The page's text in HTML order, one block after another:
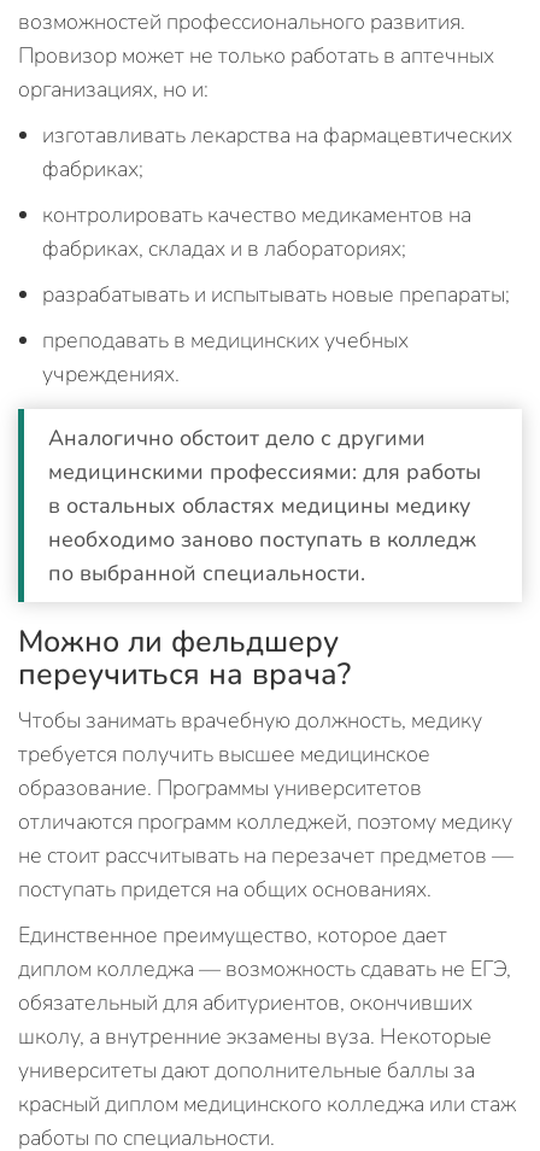
возможностей профессионального развития.
Провизор может не только работать в аптечных
организациях, но и:
изготавливать лекарства на фармацевтических
фабриках;
контролировать качество медикаментов на
фабриках, складах и в лабораториях;
разрабатывать и испытывать новые препараты;
преподавать в медицинских учебных
учреждениях.
Аналогично обстоит дело с другими
медицинскими профессиями: для работы
в остальных областях медицины медику
необходимо заново поступать в колледж
по выбранной специальности.
Можно ли фельдшеру
переучиться на врача?
Чтобы занимать врачебную должность, медику
требуется получить высшее медицинское
образование. Программы университетов
отличаются программ колледжей, поэтому медику
не стоит рассчитывать на перезачет предметов —
поступать придется на общих основаниях.
Единственное преимущество, которое дает
диплом колледжа — возможность сдавать не ЕГЭ,
обязательный для абитуриентов, окончивших
школу, а внутренние экзамены вуза. Некоторые
университеты дают дополнительные баллы за
красный диплом медицинского колледжа или стаж
работы по специальности.